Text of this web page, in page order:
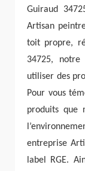
Guiraud
Artisan
toit propre,
34725, notre
utiliser des
Pour vous
produits que
entreprise
label RGE.